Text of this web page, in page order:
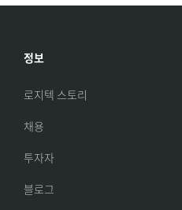
정보
로지텍 스토리
채용
투자자
블로그